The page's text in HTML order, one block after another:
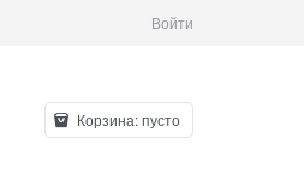
Войти
Корзина:пусто